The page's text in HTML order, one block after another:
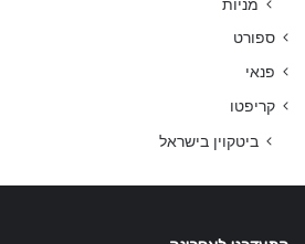
ספורט
פנאי
קריפטו
ביטקוין בישראל